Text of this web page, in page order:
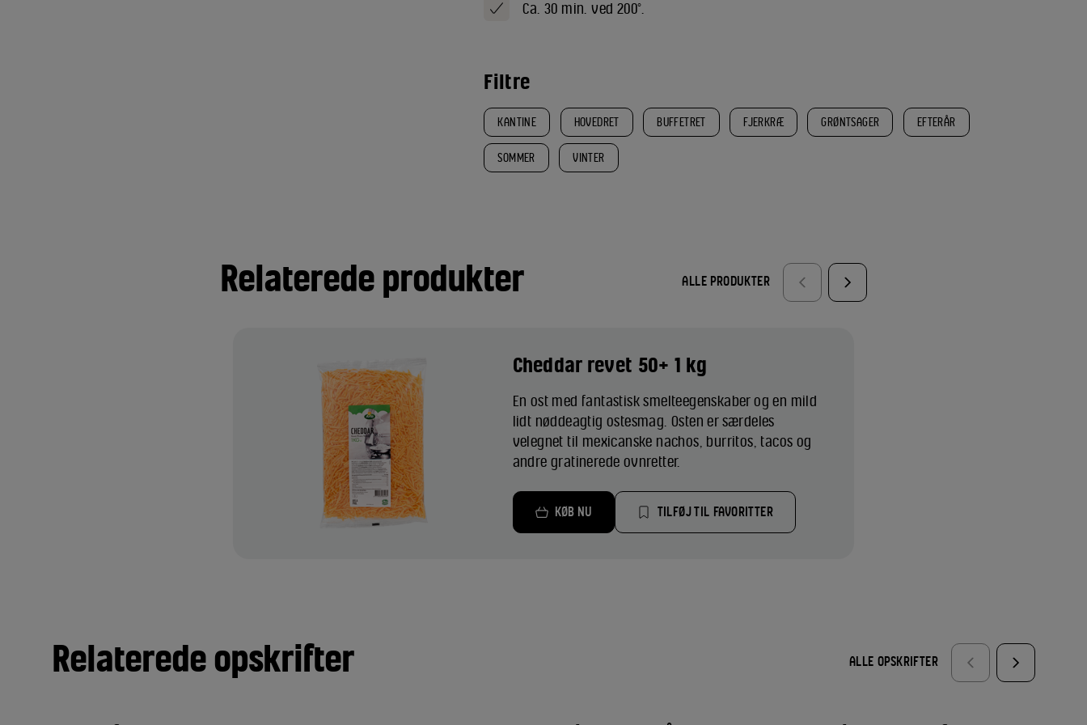
Ca. 30 min. ved 200°.
Filtre
KANTINE HOVEDRET BUFFETRET FJERKRÆ GRØNTSAGER EFTERÅR
SOMMER VINTER
Relaterede produkter ALLE PRODUKTER
Cheddar revet 50+ 1 kg
En ost med fantastisk smelteegenskaber og en mild
lidt nøddeagtig ostesmag. Osten er særdeles
velegnet til mexicanske nachos, burritos, tacos og
andre gratinerede ovnretter.
KØB NU TILFØJ TIL FAVORITTER
Relaterede opskrifter ALLE OPSKRIFTER